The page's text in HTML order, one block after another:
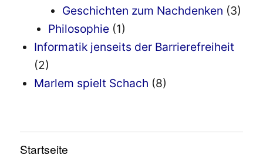
Geschichten zum Nachdenken (3)
Philosophie (1)
Informatik jenseits der Barrierefreiheit
(2)
Marlem spielt Schach (8)
Startseite